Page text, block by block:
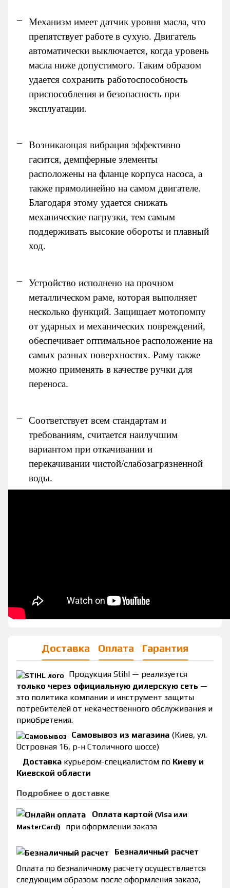
Механизм имеет датчик уровня масла, что
препятствует работе в сухую. Двигатель
автоматически выключается, когда уровень
масла ниже допустимого. Таким образом
удается сохранить работоспособность
приспособления и безопасность при
эксплуатации.
Возникающая вибрация эффективно
гасится, демпферные элементы
расположены на фланце корпуса насоса, а
также прямолинейно на самом двигателе.
Благодаря этому удается снижать
механические нагрузки, тем самым
поддерживать высокие обороты и плавный
ход.
Устройство исполнено на прочном
металлическом раме, которая выполняет
несколько функций. Защищает мотопомпу
от ударных и механических повреждений,
обеспечивает оптимальное расположение на
самых разных поверхностях. Раму также
можно применять в качестве ручки для
переноса.
Соответствует всем стандартам и
требованиям, считается наилучшим
вариантом при откачивании и
перекачивании чистой/слабозагрязненной
воды.
Доставка Оплата Гарантия
Продукция Stihl — реализуется
только через официальную дилерскую сеть —
это политика компании и инструмент защиты
потребителей от некачественного обслуживания и
приобретения.
Самовывоз из магазина (Киев, ул.
Островная 16, р-н Столичного шоссе)
Доставка курьером-специалистом по Киеву и
Киевской области
Подробнее о доставке
Оплата картой (Visa или
MasterCard)
при оформлении заказа
Безналичный расчет
Оплата по безналичному расчету осуществляется
следующим образом: после оформления заказа,